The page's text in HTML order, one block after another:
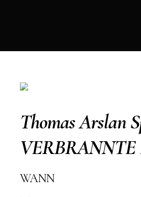
Thomas Arslan
VERBRANNTE
WANN